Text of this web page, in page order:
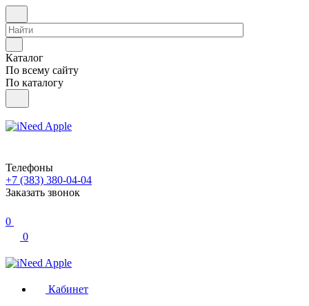
Каталог
По всему сайту
По каталогу
Телефоны
+7 (383) 380-04-04
Заказать звонок
0
0
Кабинет